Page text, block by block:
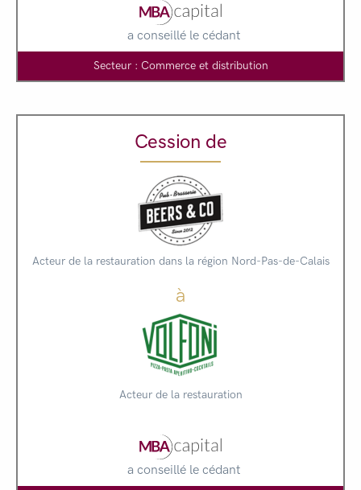
a conseillé le cédant
Secteur : Commerce et distribution
Cession de
Acteur de la restauration dans la région Nord-Pas-de-Calais
à
Acteur de la restauration
a conseillé le cédant